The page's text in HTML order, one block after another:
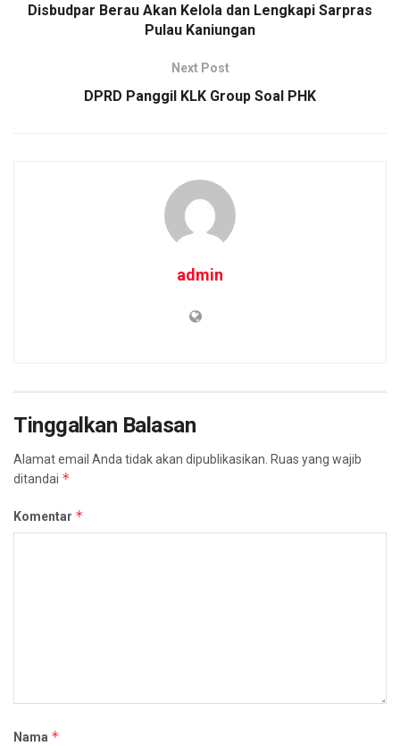
Disbudpar Berau Akan Kelola dan Lengkapi Sarpras
Pulau Kaniungan
Next Post
DPRD Panggil KLK Group Soal PHK
admin
Tinggalkan Balasan
Alamat email Anda tidak akan dipublikasikan. Ruas yang wajib
ditandai *
Komentar *
Nama *